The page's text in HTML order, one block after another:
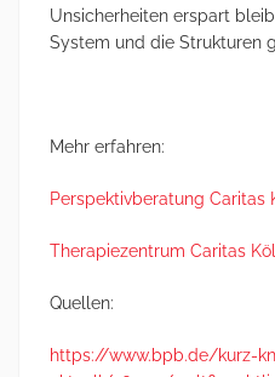
Unsicherheiten erspart
System und die Strukturen
Mehr erfahren:
Perspektivberatung Caritas
Therapiezentrum Caritas
Quellen:
https://www.bpb.de/kurz-